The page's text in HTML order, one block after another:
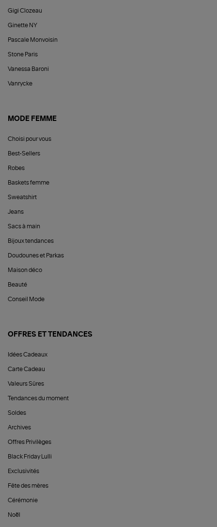
Gigi Clozeau
Ginette NY
Pascale Monvoisin
Stone Paris
Vanessa Baroni
Vanrycke
MODE FEMME
Choisi pour vous
Best-Sellers
Robes
Baskets femme
Sweatshirt
Jeans
Sacs à main
Bijoux tendances
Doudounes et Parkas
Maison déco
Beauté
Conseil Mode
OFFRES ET TENDANCES
Idées Cadeaux
Carte Cadeau
Valeurs Sûres
Tendances du moment
Soldes
Archives
Offres Privilèges
Black Friday Lulli
Exclusivités
Fête des mères
Cérémonie
Noël